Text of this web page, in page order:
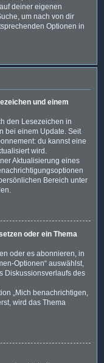
deiner eigenen
um nach von dir
Optionen in
und einem
den Lesezeichen in
bei einem Update. Seit
du kannst eine
wird.
Aktualisierung eines
Bereich unter
oder ein Thema
oder es abonnieren, in
Optionen“ auswählst,
Diskussionsverlaufs des
„Mich benachrichtigen,
wird das Thema